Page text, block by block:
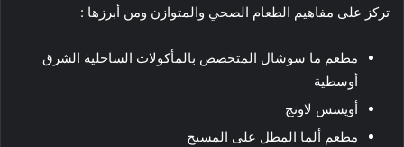
تركز على مفاهيم الطعام الصحي والمتوازن ومن أبرزها :
مطعم ما سوشال المتخصص بالمأكولات الساحلية الشرق
أوسطية
أويسس لاونج
مطعم ألما المطل على المسبح